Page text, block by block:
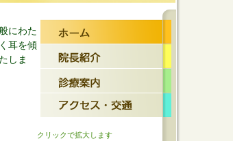
にわた
耳を傾
しま
クリックで拡大します